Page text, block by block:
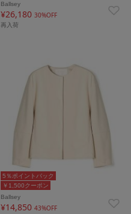
Ballsey
¥26,18030%OFF
再入荷
￥1,500クーポン
5％ポイントバック
Ballsey
¥14,85043%OFF